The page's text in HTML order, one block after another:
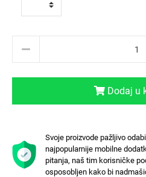
Dodaj u
Svoje proizvode pažljivo
najpopularnije mobilne
pitanja, naš tim korisničke
osposobljen kako bi
Životinjsko carstvo